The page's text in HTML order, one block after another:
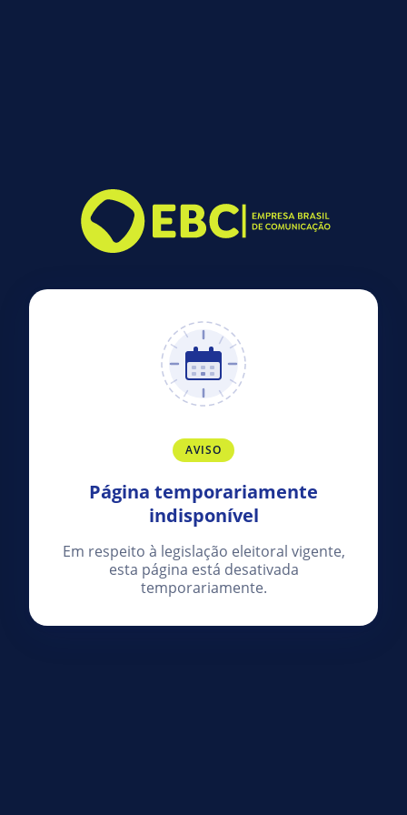
AVISO
Página temporariamente
indisponível
Em respeito à legislação eleitoral vigente,
esta página está desativada
temporariamente.